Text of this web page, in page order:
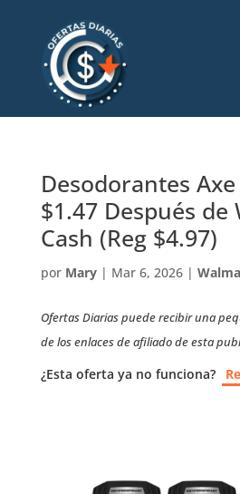
Desodorantes Axe
$1.47 Después
Cash (Reg $4.97)
por Mary| Mar 6, 2026|
Ofertas Diarias puede recibir una
de los enlaces de afiliado de esta
¿Esta oferta ya no funciona?